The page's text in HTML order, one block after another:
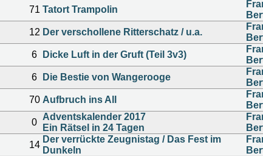
71 Tatort Trampolin
12 Der verschollene Ritterschatz / u.a.
6 Dicke Luft in der Gruft (Teil 3v3)
6 Die Bestie von Wangerooge
70 Aufbruch ins All
0
Adventskalender 2017
Ein Rätsel in 24 Tagen
14
Der verrückte Zeugnistag / Das Fest im
Dunkeln